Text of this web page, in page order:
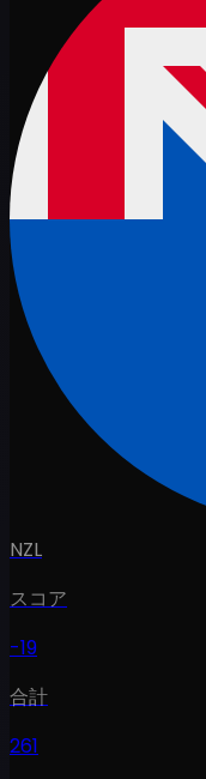
NZL
スコア
-19
合計
261